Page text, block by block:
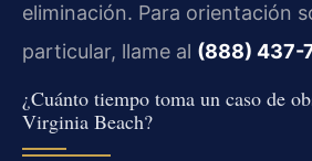
eliminación. Para orientación
particular, llame al (888) 437-
¿Cuánto tiempo toma un caso de
Virginia Beach?